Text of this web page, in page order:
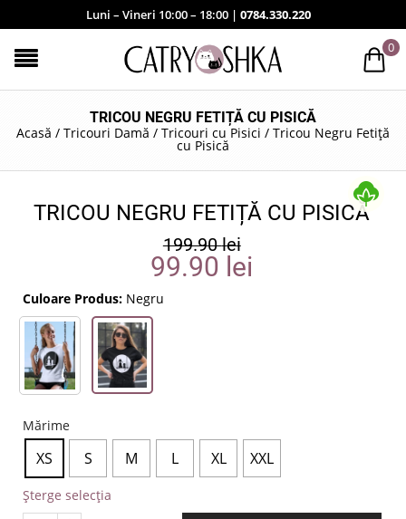
Luni – Vineri 10:00 – 18:00 | 0784.330.220
0
TRICOU NEGRU FETIȚĂ CU PISICĂ
Acasă / Tricouri Damă / Tricouri cu Pisici / Tricou Negru Fetiță
cu Pisică
TRICOU NEGRU FETIȚĂ CU PISICĂ
199.90lei
99.90 lei
Culoare Produs: Negru
Mărime
XS S M L XL XXL
Șterge selecția